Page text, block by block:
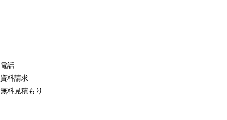
電話
資料請求
無料見積もり